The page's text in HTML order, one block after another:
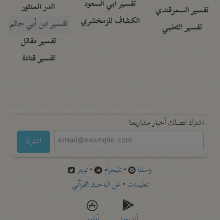
تفسير السمرقندي
تفسير الثعلبي
تفسير أبي السعود
الكشاف للزمخشري
الدر المنثور
تفسير ابن أبي حاتم
تفسير مقاتل
تفسير قتادة
اشترك لتصلك أخبار مشاريعنا
اشترك
راسلنا •تليجرام •تويتر
تعليمات •عن الباحث القرآني